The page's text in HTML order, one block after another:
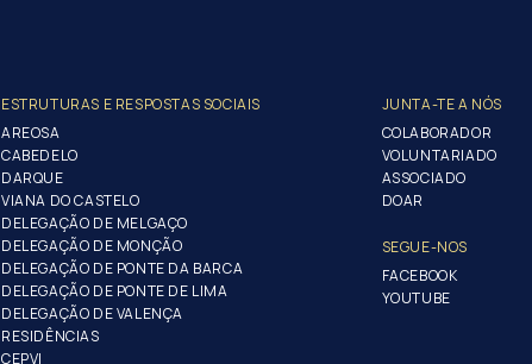
ESTRUTURAS E RESPOSTAS SOCIAIS
AREOSA
CABEDELO
DARQUE
VIANA DO CASTELO
DELEGAÇÃO DE MELGAÇO
DELEGAÇÃO DE MONÇÃO
DELEGAÇÃO DE PONTE DA BARCA
DELEGAÇÃO DE PONTE DE LIMA
DELEGAÇÃO DE VALENÇA
RESIDÊNCIAS
CEPVI
JUNTA-TE A NÓS
COLABORADOR
VOLUNTARIADO
ASSOCIADO
DOAR
SEGUE-NOS
FACEBOOK
YOUTUBE